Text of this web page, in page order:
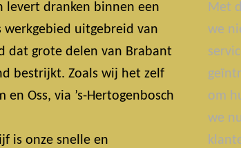
levert dranken binnen een
uitgebreid van
dat grote delen van Brabant
bestrijkt. Zoals wij het zelf
Oss, via ’s-Hertogenbosch
is onze snelle en
Met
we
om
we